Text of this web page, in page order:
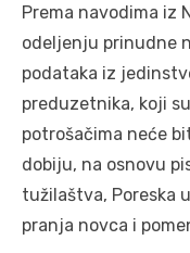
Prema navodima iz
odeljenju prinudne
podataka iz
preduzetnika, koji
potrošačima neće
dobiju, na osnovu
tužilaštva, Poreska
pranja novca i